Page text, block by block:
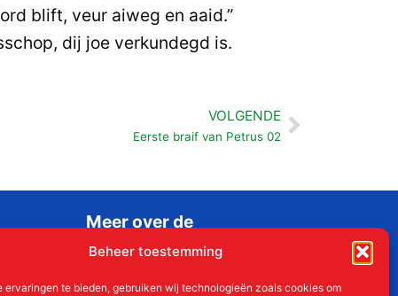
Beheer toestemming
ervaringen te bieden, gebruiken wij technologieën zoals cookies om
blift, veur aiweg en aaid.”
dij joe verkundegd is.
VOLGENDE
Eerste braif van Petrus 02Volgende
Meer over de
Liudgerstichten